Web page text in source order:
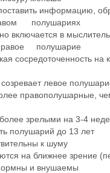
информацию,
полушариях
включается в
полушарие
сосредоточенность на
левое
правополушарные,
зрелыми на 3-4
полушарий до 13 лет
к шуму
на ближнее зрение
и внушаемы